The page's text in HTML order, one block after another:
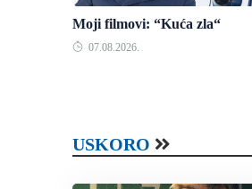
Moji filmovi: “Kuća zla“
07.08.2026.
USKORO